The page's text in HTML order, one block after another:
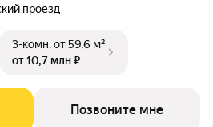
проезд
3-комн.от 59,6 м²
от 10,7 млн ₽
Позвоните мне